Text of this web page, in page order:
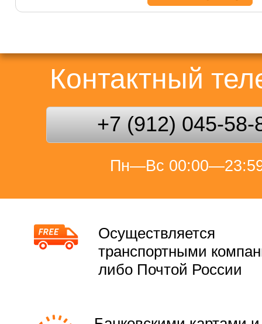
Контактный
+7 (912) 045-58-
Пн—Вс
Осуществляется
транспортными
либо Почтой России